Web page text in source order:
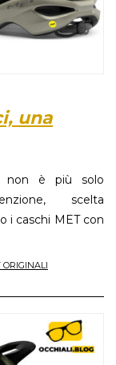
una
non è più solo
scelta
i caschi MET con
ORIGINALI